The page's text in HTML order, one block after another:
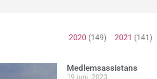
2020 (149) 2021 (141)
Medlemsassistans
19 juni, 2023